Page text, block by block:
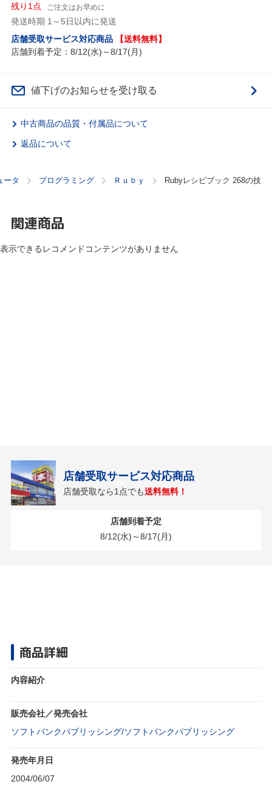
残り1点 ご注文はお早めに
発送時期 1～5日以内に発送
店舗受取サービス対応商品
【送料無料】
店舗到着予定：8/12(水)～8/17(月)
値下げのお知らせを受け取る
中古商品の品質・付属品について
返品について
ータ プログラミング Ｒｕｂｙ Rubyレシピブック 268の技
関連商品
表示できるレコメンドコンテンツがありません
店舗受取サービス対応商品
店舗受取なら1点でも送料無料！
店舗到着予定
8/12(水)～8/17(月)
商品詳細
内容紹介
販売会社／発売会社
ソフトバンクパブリッシング/ソフトバンクパブリッシング
発売年月日
2004/06/07